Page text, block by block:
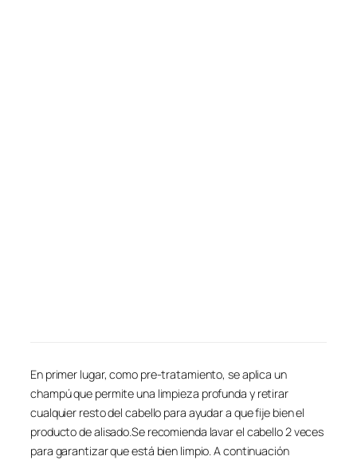
En primer lugar, como pre-tratamiento, se aplica un
champú que permite una limpieza profunda y retirar
cualquier resto del cabello para ayudar a que fije bien el
producto de alisado.Se recomienda lavar el cabello 2 veces
para garantizar que está bien limpio. A continuación